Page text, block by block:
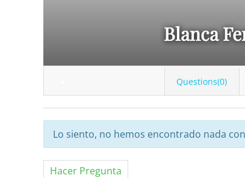
Blanca
Questions(0)
Lo siento, no hemos encontrado nada
Hacer Pregunta